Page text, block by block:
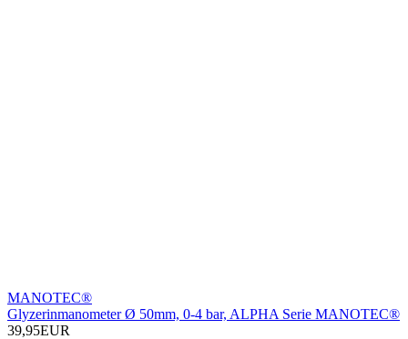
MANOTEC®
Glyzerinmanometer Ø 50mm, 0-4 bar, ALPHA Serie MANOTEC®
39,95EUR